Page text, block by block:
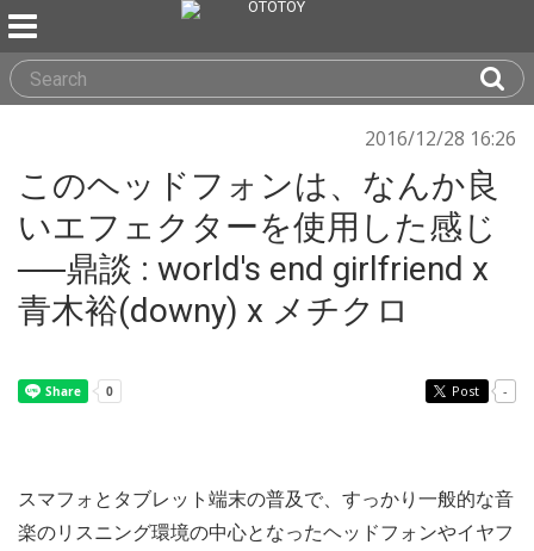
2016/12/28 16:26
このヘッドフォンは、なんか良
いエフェクターを使用した感じ
──鼎談 : world's end girlfriend x
青木裕(downy) x メチクロ
Post -
スマフォとタブレット端末の普及で、すっかり一般的な音
楽のリスニング環境の中心となったヘッドフォンやイヤフ